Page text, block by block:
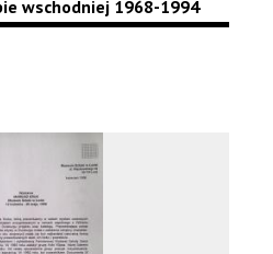
wschodniej 1968-1994